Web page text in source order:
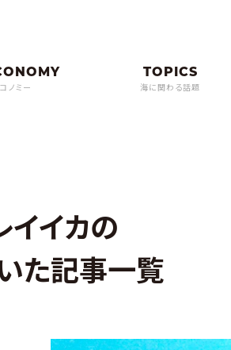
ノミー 海に関わる話題
イイカの
た記事一覧